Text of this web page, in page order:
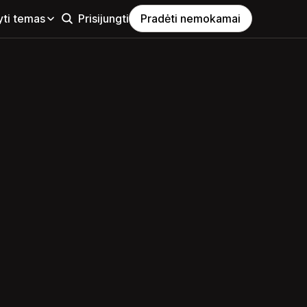
temas Prisijungti Pradėti nemokamai